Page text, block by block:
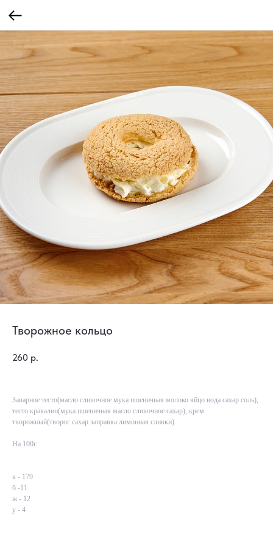
Творожное кольцо
260 р.
Заварное тесто(масло сливочное мука пшеничная молоко яйцо вода сахар соль),
тесто кракалин(мука пшеничная масло сливочное сахар), крем
творожный(творог сахар заправка лимонная сливки)
На 100г
к - 179
б -11
ж - 12
у - 4